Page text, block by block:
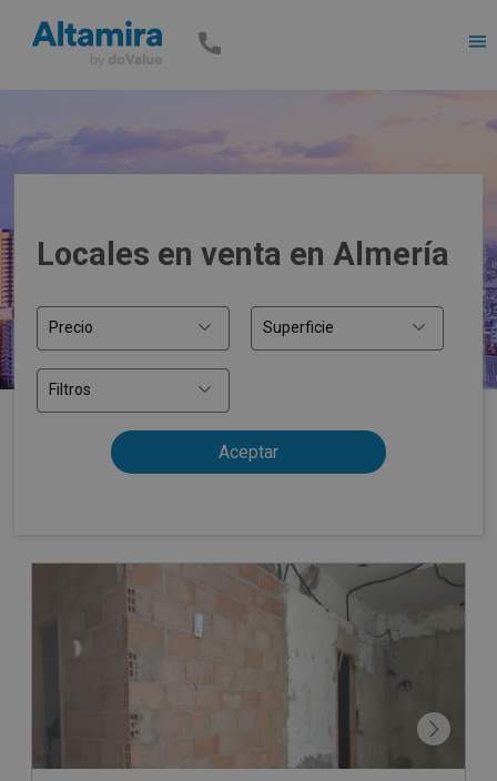
Locales en venta en Almería
Precio Superficie
Filtros
CONDICIONES ESPECIALES